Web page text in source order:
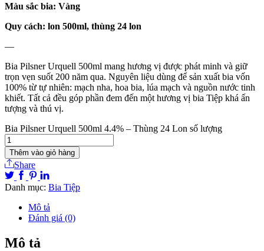
Màu sắc bia: Vàng
Quy cách: lon 500ml, thùng 24 lon
—
Bia Pilsner Urquell 500ml mang hương vị được phát minh và giữ
trọn vẹn suốt 200 năm qua. Nguyên liệu dùng để sản xuất bia vốn
100% từ tự nhiên: mạch nha, hoa bia, lúa mạch và nguồn nước tinh
khiết. Tất cả đều góp phần đem đến một hương vị bia Tiệp khá ấn
tượng và thú vị.
Bia Pilsner Urquell 500ml 4.4% – Thùng 24 Lon số lượng
Thêm vào giỏ hàng
Share
Danh mục: Bia Tiệp
Mô tả
Đánh giá (0)
Mô tả